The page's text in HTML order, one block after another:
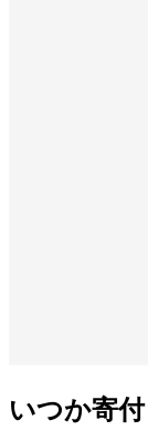
いつか寄